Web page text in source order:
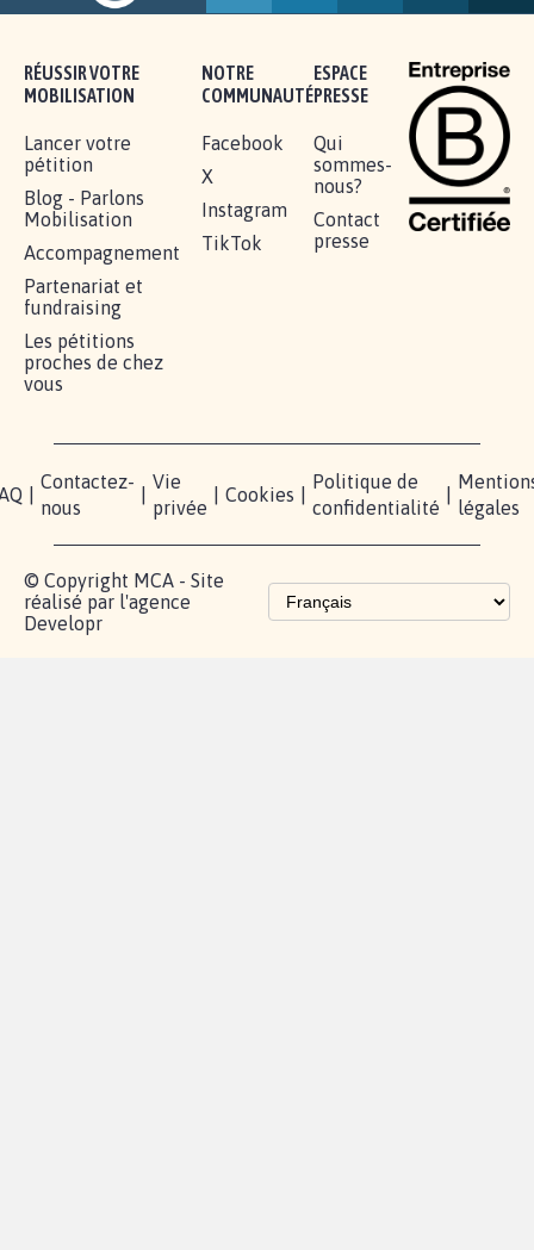
RÉUSSIR VOTRE
MOBILISATION
Lancer votre
pétition
Blog - Parlons
Mobilisation
Accompagnement
Partenariat et
fundraising
Les pétitions
proches de chez
vous
NOTRE
COMMUNAUTÉ
Facebook
X
Instagram
TikTok
ESPACE
PRESSE
Qui
sommes-
nous?
Contact
presse
Contactez-
nous
Vie
privée
Cookies
Politique de
confidentialité
légales
© Copyright MCA - Site
réalisé par l'agence
Developr